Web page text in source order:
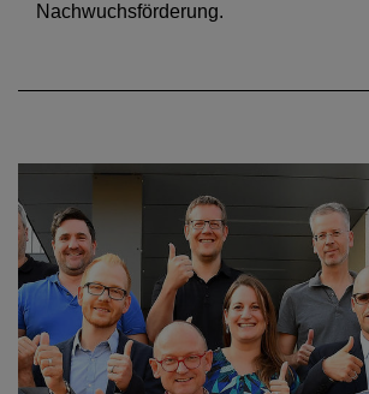
Nachwuchsförderung.